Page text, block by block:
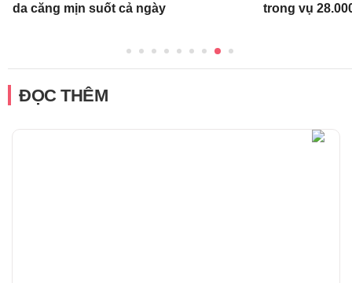
da căng mịn suốt cả ngày
trong vụ
ĐỌC THÊM